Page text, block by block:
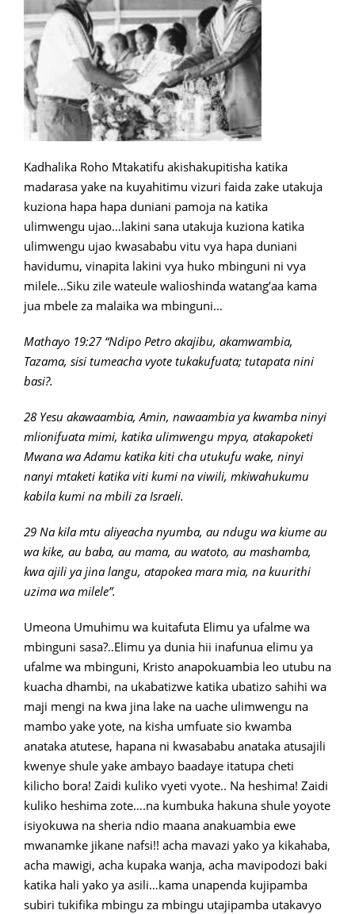
Kadhalika Roho Mtakatifu akishakupitisha katika
madarasa yake na kuyahitimu vizuri faida zake utakuja
kuziona hapa hapa duniani pamoja na katika
ulimwengu ujao…lakini sana utakuja kuziona katika
ulimwengu ujao kwasababu vitu vya hapa duniani
havidumu, vinapita lakini vya huko mbinguni ni vya
milele…Siku zile wateule walioshinda watang’aa kama
jua mbele za malaika wa mbinguni…
Mathayo 19:27 “Ndipo Petro akajibu, akamwambia,
Tazama, sisi tumeacha vyote tukakufuata; tutapata nini
basi?.
28 Yesu akawaambia, Amin, nawaambia ya kwamba ninyi
mlionifuata mimi, katika ulimwengu mpya, atakapoketi
Mwana wa Adamu katika kiti cha utukufu wake, ninyi
nanyi mtaketi katika viti kumi na viwili, mkiwahukumu
kabila kumi na mbili za Israeli.
29 Na kila mtu aliyeacha nyumba, au ndugu wa kiume au
wa kike, au baba, au mama, au watoto, au mashamba,
kwa ajili ya jina langu, atapokea mara mia, na kuurithi
uzima wa milele”.
Umeona Umuhimu wa kuitafuta Elimu ya ufalme wa
mbinguni sasa?..Elimu ya dunia hii inafunua elimu ya
ufalme wa mbinguni, Kristo anapokuambia leo utubu na
kuacha dhambi, na ukabatizwe katika ubatizo sahihi wa
maji mengi na kwa jina lake na uache ulimwengu na
mambo yake yote, na kisha umfuate sio kwamba
anataka atutese, hapana ni kwasababu anataka atusajili
kwenye shule yake ambayo baadaye itatupa cheti
kilicho bora! Zaidi kuliko vyeti vyote.. Na heshima! Zaidi
kuliko heshima zote….na kumbuka hakuna shule yoyote
isiyokuwa na sheria ndio maana anakuambia ewe
mwanamke jikane nafsi!! acha mavazi yako ya kikahaba,
acha mawigi, acha kupaka wanja, acha mavipodozi baki
katika hali yako ya asili…kama unapenda kujipamba
subiri tukifika mbingu za mbingu utajipamba utakavyo